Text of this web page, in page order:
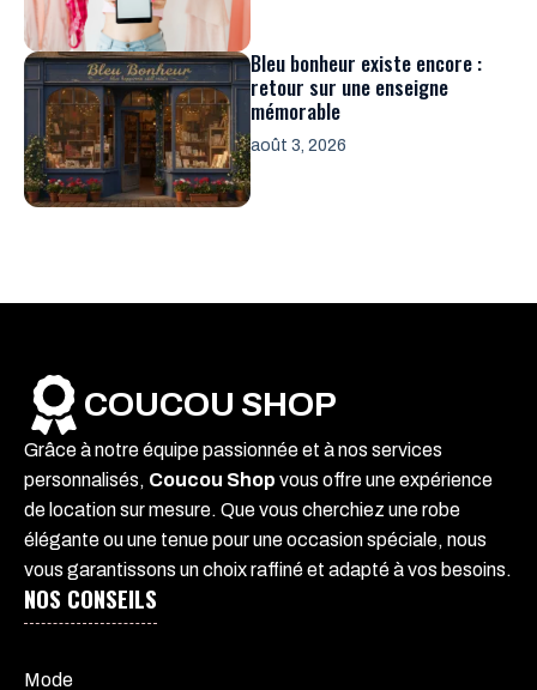
Bleu bonheur existe encore :
retour sur une enseigne
mémorable
août 3, 2026
COUCOU SHOP
Grâce à notre équipe passionnée et à nos services
personnalisés, Coucou Shop vous offre une expérience
de location sur mesure. Que vous cherchiez une robe
élégante ou une tenue pour une occasion spéciale, nous
vous garantissons un choix raffiné et adapté à vos besoins.
NOS CONSEILS
Mode